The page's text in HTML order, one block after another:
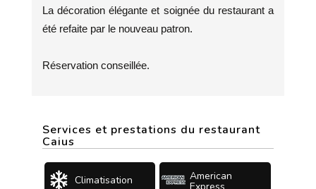
La décoration élégante et soignée du restaurant a
été refaite par le nouveau patron.
Réservation conseillée.
Services et prestations du restaurant
Caius
Climatisation American